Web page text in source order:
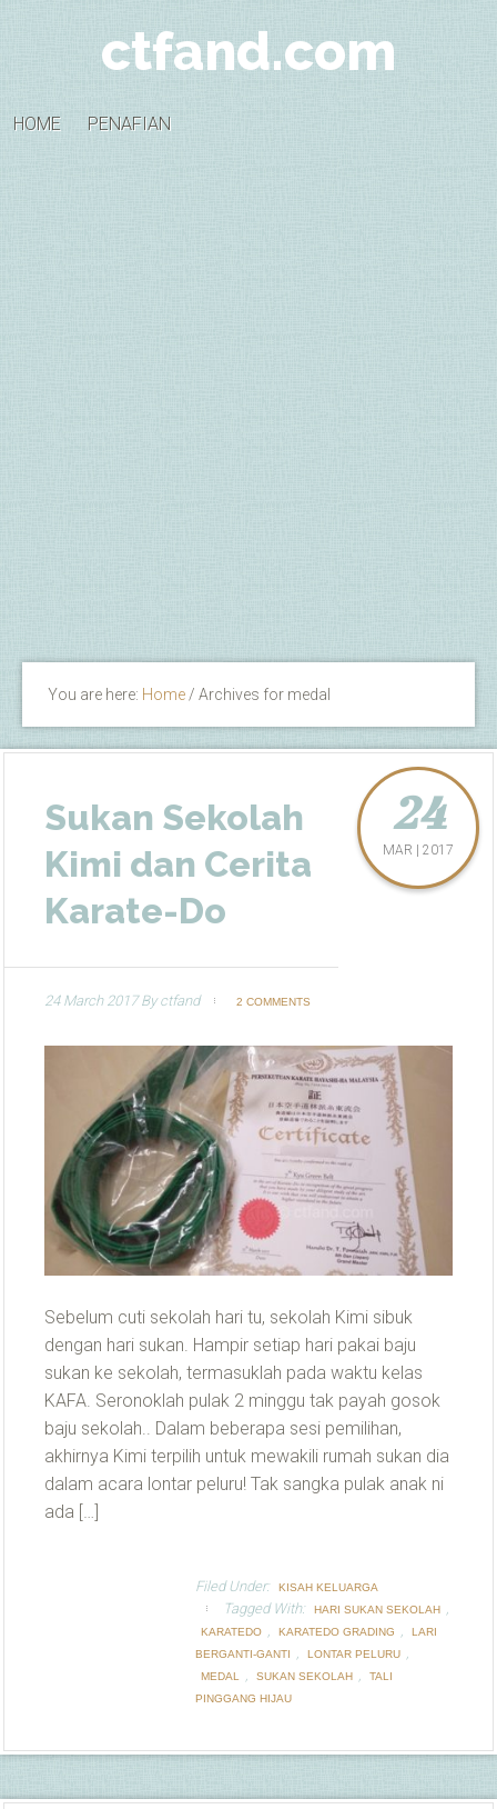
ctfand.com
HOME PENAFIAN
You are here: Home / Archives for medal
Sukan Sekolah
Kimi dan Cerita
Karate-Do
24
MAR | 2017
24 March 2017Byctfand 2 COMMENTS
Sebelum cuti sekolah hari tu, sekolah Kimi sibuk
dengan hari sukan. Hampir setiap hari pakai baju
sukan ke sekolah, termasuklah pada waktu kelas
KAFA. Seronoklah pulak 2 minggu tak payah gosok
baju sekolah.. Dalam beberapa sesi pemilihan,
akhirnya Kimi terpilih untuk mewakili rumah sukan dia
dalam acara lontar peluru! Tak sangka pulak anak ni
ada […]
Filed Under: KISAH KELUARGA
Tagged With: HARI SUKAN SEKOLAH
KARATEDO KARATEDO GRADING
LARI
BERGANTI-GANTI
LONTAR PELURU
MEDAL SUKAN SEKOLAH
TALI
PINGGANG HIJAU